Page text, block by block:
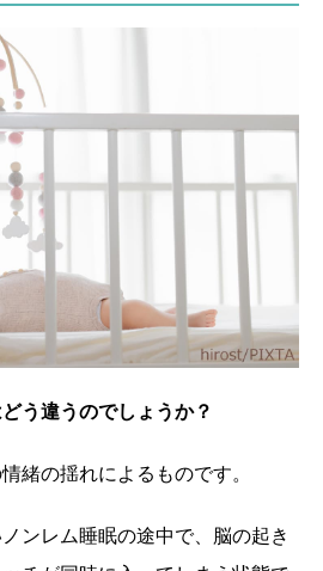
う違うのでしょうか？
緒の揺れによるものです。
ンレム睡眠の途中で、脳の起き